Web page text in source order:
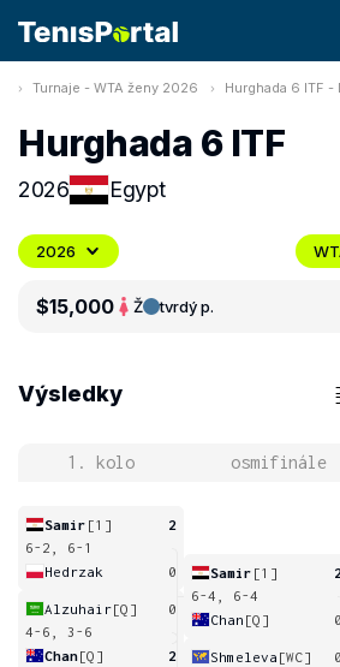
Turnaje - WTA ženy 2026 Hurghada 6 ITF -
Hurghada 6 ITF
2026 Egypt
2026
$15,000 Ž tvrdý p.
Výsledky
1. kolo osmifinále
Samir [1]
2
6-2, 6-1
Hedrzak
0
Alzuhair[Q]
0
4-6, 3-6
Chan[Q] 2
Samir [1]
2
6-4, 6-4
Chan [Q] 0
Shmeleva [WC]
0